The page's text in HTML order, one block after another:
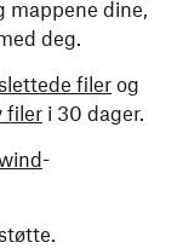
mappene dine,
deg.
filer og
filer i 30 dager.
-